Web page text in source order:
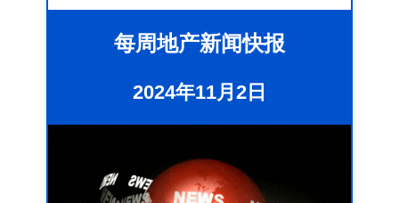
每周地产新闻快报
2024年11月2日